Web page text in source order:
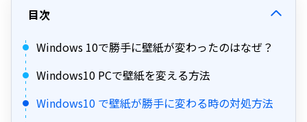
目次
Windows 10で勝手に壁紙が変わったのはなぜ？
Windows10 PCで壁紙を変える方法
Windows10 で壁紙が勝手に変わる時の対処方法